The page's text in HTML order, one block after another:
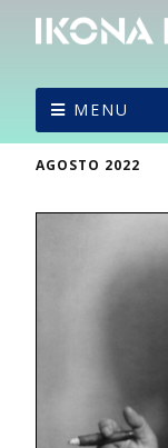
MENU
AGOSTO 2022